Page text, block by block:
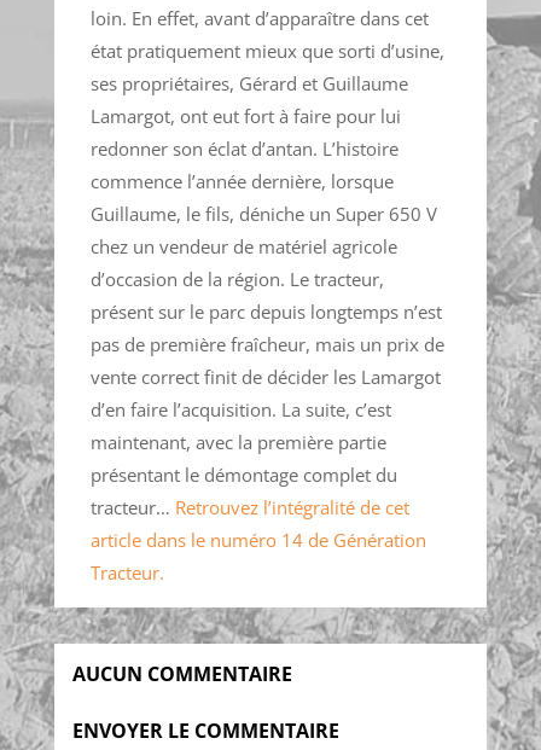
loin. En effet, avant d’apparaître dans cet
état pratiquement mieux que sorti d’usine,
ses propriétaires, Gérard et Guillaume
Lamargot, ont eut fort à faire pour lui
redonner son éclat d’antan. L’histoire
commence l’année dernière, lorsque
Guillaume, le fils, déniche un Super 650 V
chez un vendeur de matériel agricole
d’occasion de la région. Le tracteur,
présent sur le parc depuis longtemps n’est
pas de première fraîcheur, mais un prix de
vente correct finit de décider les Lamargot
d’en faire l’acquisition. La suite, c’est
maintenant, avec la première partie
présentant le démontage complet du
tracteur… Retrouvez l’intégralité de cet
article dans le numéro 14 de Génération
Tracteur.
AUCUN COMMENTAIRE
ENVOYER LE COMMENTAIRE